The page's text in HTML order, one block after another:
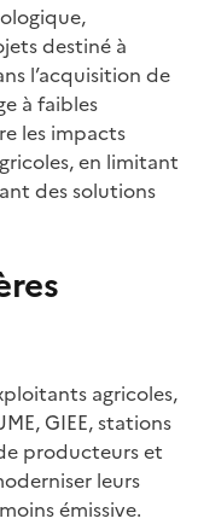
destiné à
l’acquisition de
à faibles
les impacts
en limitant
des solutions
agricoles,
GIEE, stations
producteurs et
leurs
émissive.